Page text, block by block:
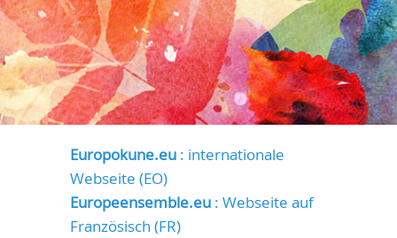
Europokune.eu: internationale
Webseite (EO)
Europeensemble.eu: Webseite auf
Französisch (FR)